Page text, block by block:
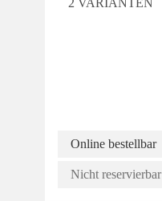
2 VARIANTEN
Online bestellbar
Nicht reservierbar